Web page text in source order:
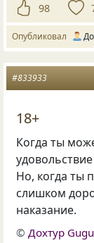
98
Опубликовал
#833933
18+
Когда ты
Но, когда ты
слишком
наказание.
©Дохтур